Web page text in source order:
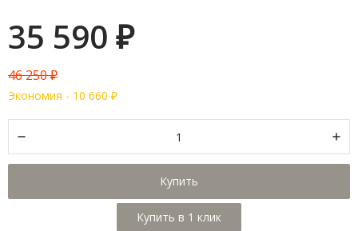
35 590 ₽
46 250₽
Экономия - 10 660 ₽
Купить